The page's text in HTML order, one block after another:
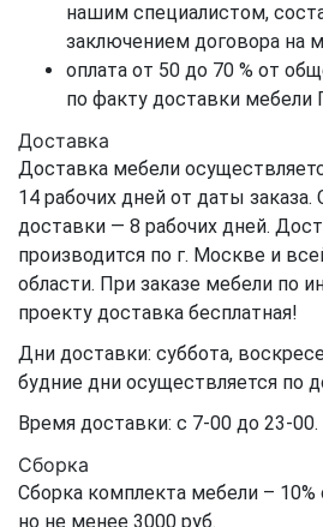
нашим специалистом,
заключением договора на
оплата от 50 до 70 % от
по факту доставки мебели
Доставка
Доставка мебели
14 рабочих дней от даты заказа.
доставки — 8 рабочих дней.
производится по г. Москве и
области. При заказе мебели по
проекту доставка бесплатная!
Дни доставки: суббота,
будние дни осуществляется по
Время доставки: с 7-00 до 23-00.
Сборка
Сборка комплекта мебели – 10%
но не менее 3000 руб.